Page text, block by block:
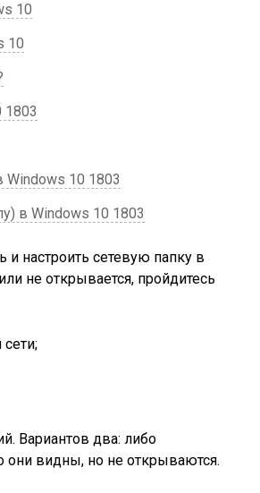
10
10
1803
Windows 10 1803
в Windows 10 1803
настроить сетевую папку в
не открывается, пройдитесь
Вариантов два: либо
видны, но не открываются.